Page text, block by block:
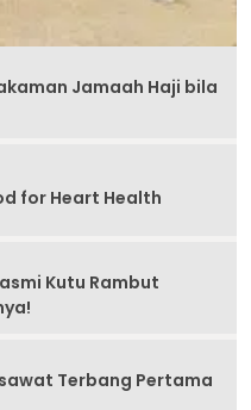
Jamaah Haji bila
for Heart Health
Kutu Rambut
Terbang Pertama